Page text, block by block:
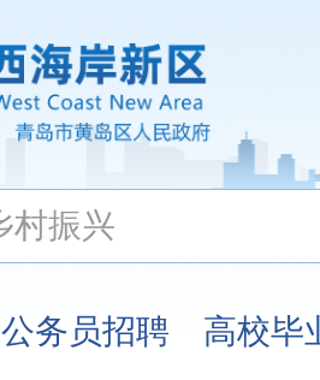
公务员招聘 高校毕